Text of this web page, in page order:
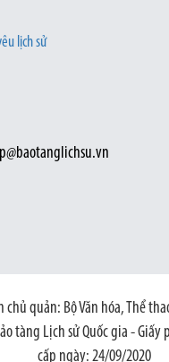
lịch sử
chủ quản: Bộ Văn hóa, Thể
tàng Lịch sử Quốc gia - Giấy
cấp ngày: 24/09/2020